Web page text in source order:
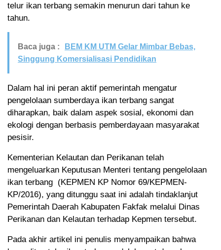
telur ikan terbang semakin menurun dari tahun ke
tahun.
Baca juga :
BEM KM UTM Gelar Mimbar Bebas,
Singgung Komersialisasi Pendidikan
Dalam hal ini peran aktif pemerintah mengatur
pengelolaan sumberdaya ikan terbang sangat
diharapkan, baik dalam aspek sosial, ekonomi dan
ekologi dengan berbasis pemberdayaan masyarakat
pesisir.
Kementerian Kelautan dan Perikanan telah
mengeluarkan Keputusan Menteri tentang pengelolaan
ikan terbang (KEPMEN KP Nomor 69/KEPMEN-
KP/2016), yang ditunggu saat ini adalah tindaklanjut
Pemerintah Daerah Kabupaten Fakfak melalui Dinas
Perikanan dan Kelautan terhadap Kepmen tersebut.
Pada akhir artikel ini penulis menyampaikan bahwa